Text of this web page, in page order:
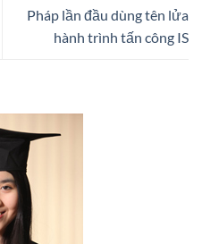
Pháp lần đầu dùng tên lửa
hành trình tấn công IS